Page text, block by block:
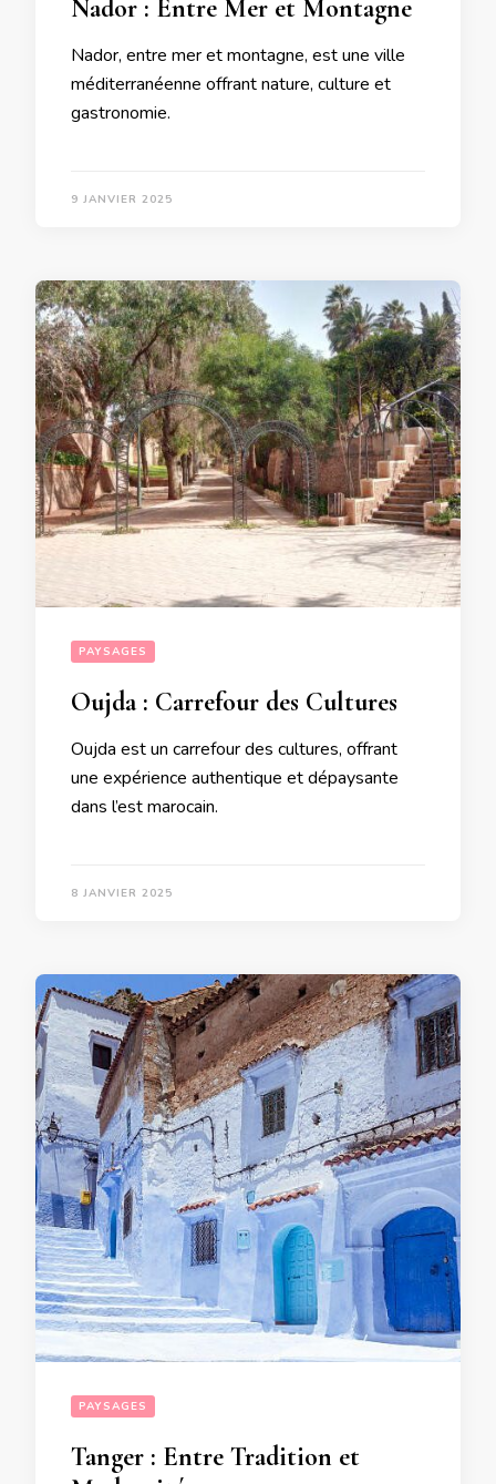
Nador : Entre Mer et Montagne
Nador, entre mer et montagne, est une ville
méditerranéenne offrant nature, culture et
gastronomie.
9 JANVIER 2025
PAYSAGES
Oujda : Carrefour des Cultures
Oujda est un carrefour des cultures, offrant
une expérience authentique et dépaysante
dans l’est marocain.
8 JANVIER 2025
PAYSAGES
Tanger : Entre Tradition et